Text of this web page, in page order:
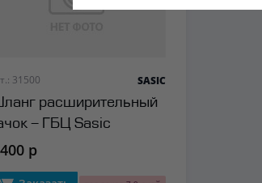
31500
расширительный
- ГБЦ Sasic
SASIC
р